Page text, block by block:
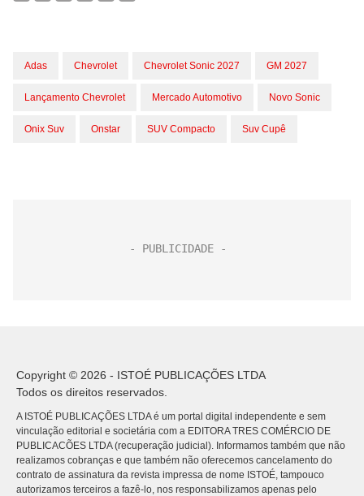
Adas Chevrolet Chevrolet Sonic 2027 GM 2027
Lançamento Chevrolet Mercado Automotivo Novo Sonic
Onix Suv Onstar SUV Compacto Suv Cupê
Copyright © 2026 - ISTOÉ PUBLICAÇÕES LTDA
Todos os direitos reservados.
A ISTOÉ PUBLICAÇÕES LTDA é um portal digital independente e sem
vinculação editorial e societária com a EDITORA TRES COMÉRCIO DE
PUBLICACÕES LTDA (recuperação judicial). Informamos também que não
realizamos cobranças e que também não oferecemos cancelamento do
contrato de assinatura da revista impressa de nome ISTOÉ, tampouco
autorizamos terceiros a fazê-lo, nos responsabilizamos apenas pelo